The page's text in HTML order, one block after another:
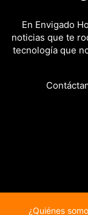
En Envigado
noticias que te
tecnología que
¿Quiénes